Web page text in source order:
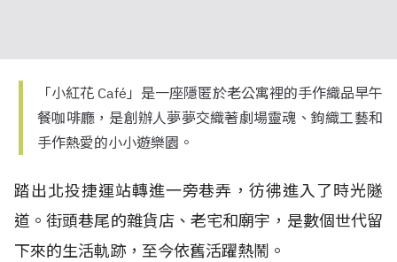
「小紅花 Café」是一座隱匿於老公寓裡的手作織品早午
餐咖啡廳，是創辦人夢夢交織著劇場靈魂、鉤織工藝和
手作熱愛的小小遊樂園。
踏出北投捷運站轉進一旁巷弄，彷彿進入了時光隧
道。街頭巷尾的雜貨店、老宅和廟宇，是數個世代留
下來的生活軌跡，至今依舊活躍熱鬧。